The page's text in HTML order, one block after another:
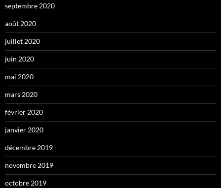
septembre 2020
août 2020
juillet 2020
juin 2020
mai 2020
mars 2020
février 2020
janvier 2020
décembre 2019
novembre 2019
octobre 2019